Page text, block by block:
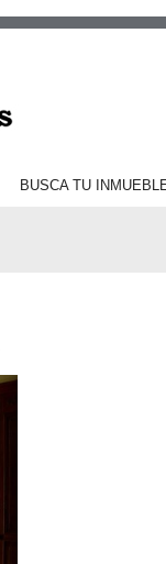
BUSCA TU